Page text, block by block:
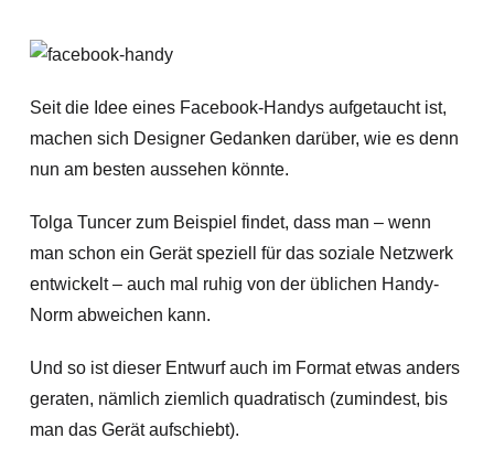
Seit die Idee eines Facebook-Handys aufgetaucht ist,
machen sich Designer Gedanken darüber, wie es denn
nun am besten aussehen könnte.
Tolga Tuncer zum Beispiel findet, dass man – wenn
man schon ein Gerät speziell für das soziale Netzwerk
entwickelt – auch mal ruhig von der üblichen Handy-
Norm abweichen kann.
Und so ist dieser Entwurf auch im Format etwas anders
geraten, nämlich ziemlich quadratisch (zumindest, bis
man das Gerät aufschiebt).